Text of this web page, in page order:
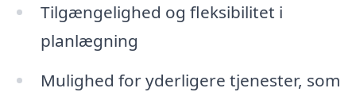
Tilgængelighed og fleksibilitet i
planlægning
Mulighed for yderligere tjenester, som